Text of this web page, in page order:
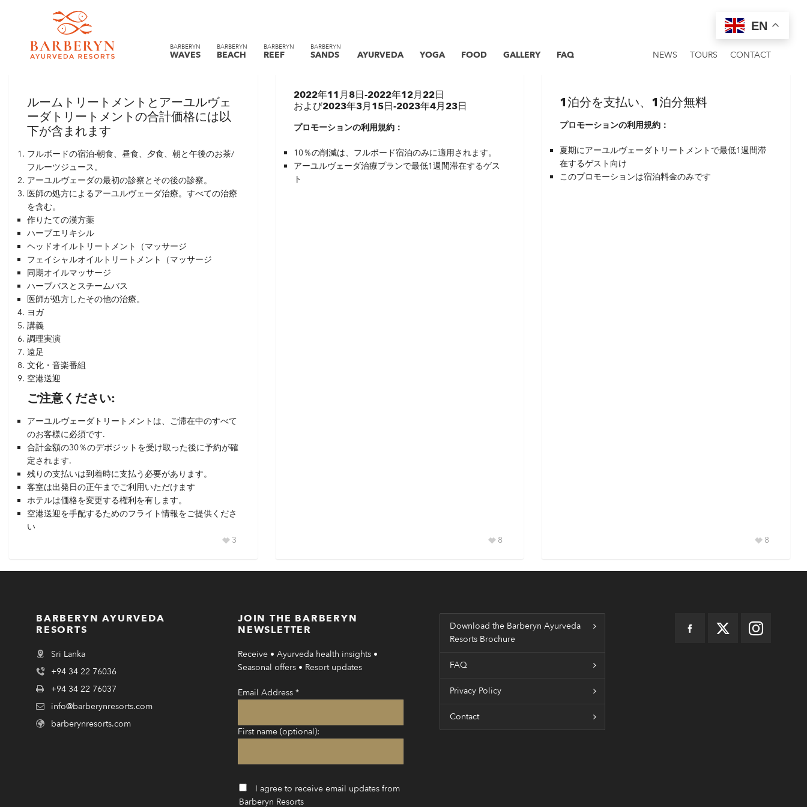
BARBERYN
WAVES
BARBERYN
BEACH
BARBERYN
REEF
BARBERYN
SANDS AYURVEDA YOGA FOOD CONTACT
TOURS
NEWS
GALLERY FAQ
客室料金とアーユルヴェーダト
リートメントが含まれています
ルームトリートメントとアーユルヴェ
ーダトリートメントの合計価格には以
下が含まれます
フルボードの宿泊-朝食、昼食、夕食、朝と午後のお茶/
フルーツジュース。
アーユルヴェーダの最初の診察とその後の診察。
医師の処方によるアーユルヴェーダ治療。すべての治療
を含む。
作りたての漢方薬
ハーブエリキシル
ヘッドオイルトリートメント（マッサージ
フェイシャルオイルトリートメント（マッサージ
同期オイルマッサージ
ハーブバスとスチームバス
医師が処方したその他の治療。
ヨガ
講義
調理実演
遠足
文化・音楽番組
空港送迎
ご注意ください:
アーユルヴェーダトリートメントは、ご滞在中のすべて
のお客様に必須です.
合計金額の30％のデポジットを受け取った後に予約が確
定されます.
残りの支払いは到着時に支払う必要があります。
客室は出発日の正午までご利用いただけます
ホテルは価格を変更する権利を有します。
空港送迎を手配するためのフライト情報をご提供くださ
い
3
プロモーション期間中に10％の
2022年11月8日-2022年12月22日
および2023年3月15日-2023年4月23日
プロモーションの利用規約：
10％の削減は、フルボード宿泊のみに適用されます。
アーユルヴェーダ治療プランで最低1週間滞在するゲス
ト
8
宿泊に関する特別な夏のプロモ
1泊分を支払い、1泊分無料
プロモーションの利用規約：
夏期にアーユルヴェーダトリートメントで最低1週間滞
在するゲスト向け
このプロモーションは宿泊料金のみです
8
BARBERYN AYURVEDA
RESORTS
Sri Lanka
+94 34 22 76036
+94 34 22 76037
info@barberynresorts.com
barberynresorts.com
JOIN THE BARBERYN
NEWSLETTER
Receive • Ayurveda health insights •
Seasonal offers • Resort updates
Email Address *
First name (optional):
I agree to receive email updates from
Barberyn Resorts
Download the Barberyn Ayurveda
Resorts Brochure
FAQ
Privacy Policy
Contact
EN